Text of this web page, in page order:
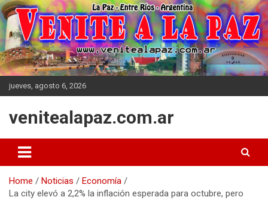
Skip
to
content
jueves, agosto 6, 2026
venitealapaz.com.ar
Home Noticias
Economía
La city elevó a 2,2% la inflación esperada para octubre, pero